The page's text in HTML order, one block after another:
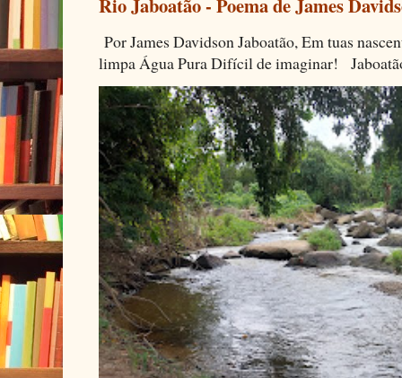
Rio Jaboatão - Poema de James
Por James Davidson Jaboatão, Em tuas
limpa Água Pura Difícil de imaginar!